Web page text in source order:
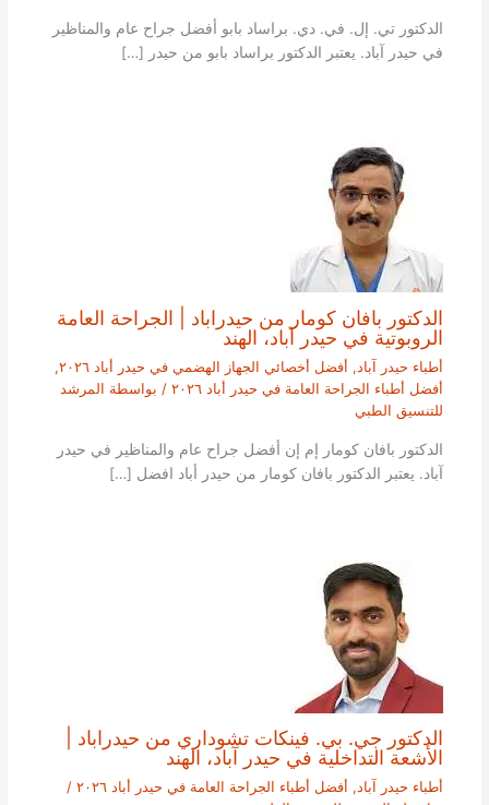
الدكتور تي. إل. في. دي. براساد بابو أفضل جراح عام والمناظير
في حيدر آباد. يعتبر الدكتور براساد بابو من حيدر […]
الدكتور بافان كومار من حيدراباد | الجراحة العامة
الروبوتية في حيدر آباد، الهند
أطباء حيدر آباد , أفضل أخصائي الجهاز الهضمي في حيدر أباد ٢٠٢٦
,
أفضل أطباء الجراحة العامة في حيدر أباد ٢٠٢٦
/ بواسطة المرشد
للتنسيق الطبي
الدكتور بافان كومار إم إن أفضل جراح عام والمناظير في حيدر
آباد. يعتبر الدكتور بافان كومار من حيدر أباد افضل […]
الدكتور جي. بي. فينكات تشوداري من حيدراباد |
الأشعة التداخلية في حيدر آباد، الهند
أطباء حيدر آباد, أفضل أطباء الجراحة العامة في حيدر أباد ٢٠٢٦
/